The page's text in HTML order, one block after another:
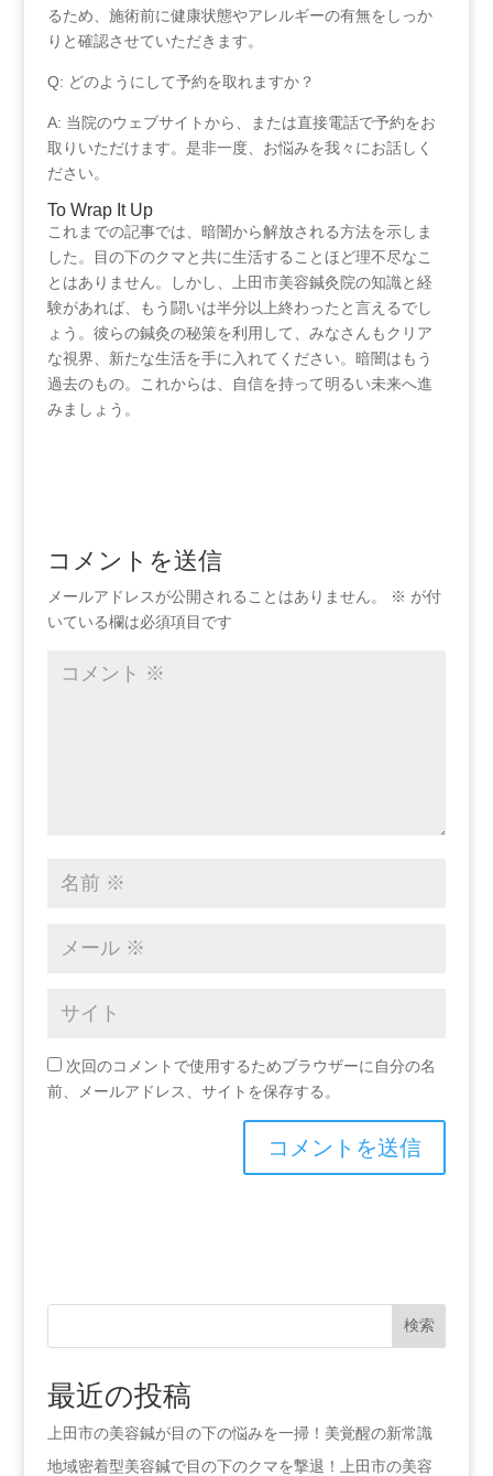
るため、施術前に健康状態やアレルギーの有無をしっか
りと確認させていただきます。
Q: どのようにして予約を取れますか？
A: ‌当院のウェブサイトから、または直接電話で予約をお
取りいただけます。是非一度、お悩みを我々にお話しく
ださい。
To Wrap It Up
これまでの記事では、暗闇から解放される方法を示しま
した。目の下のクマと共に生活することほど理不尽なこ
とはありません。しかし、上田市美容鍼灸院の知識と経
験があれば、もう闘いは半分以上終わったと言えるでし
ょう。彼らの鍼灸の秘策を利用して、みなさんもクリア
な視界、新たな生活を手に入れてください。暗闇はもう
過去のもの。これからは、自信を持って明るい未来へ進
みましょう。
コメントを送信
メールアドレスが公開されることはありません。 ※ が付
いている欄は必須項目です
次回のコメントで使用するためブラウザーに自分の名
前、メールアドレス、サイトを保存する。
検索
最近の投稿
上田市の美容鍼が目の下の悩みを一掃！美覚醒の新常識
地域密着型美容鍼で目の下のクマを撃退！上田市の美容